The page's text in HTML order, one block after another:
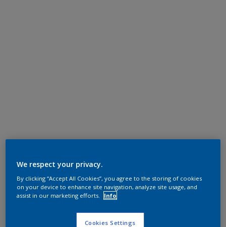
We respect your privacy.
By clicking “Accept All Cookies”, you agree to the storing of cookies
on your device to enhance site navigation, analyze site usage, and
assist in our marketing efforts.
Info
Cookies Settings